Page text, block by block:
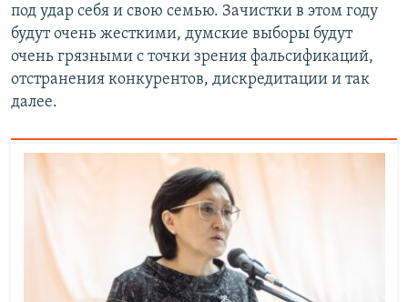
под удар себя и свою семью. Зачистки в этом году
будут очень жесткими, думские выборы будут
очень грязными с точки зрения фальсификаций,
отстранения конкурентов, дискредитации и так
далее.